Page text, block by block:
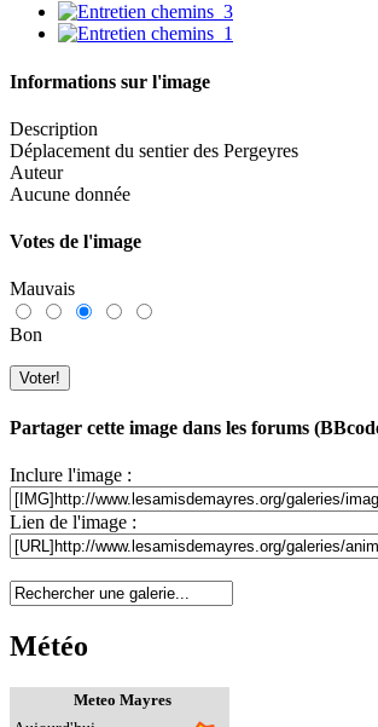
Informations sur l'image
Description
Déplacement du sentier des Pergeyres
Auteur
Aucune donnée
Votes de l'image
Mauvais
Bon
Partager cette image dans les forums
Inclure l'image :
Lien de l'image :
Météo
Meteo Mayres